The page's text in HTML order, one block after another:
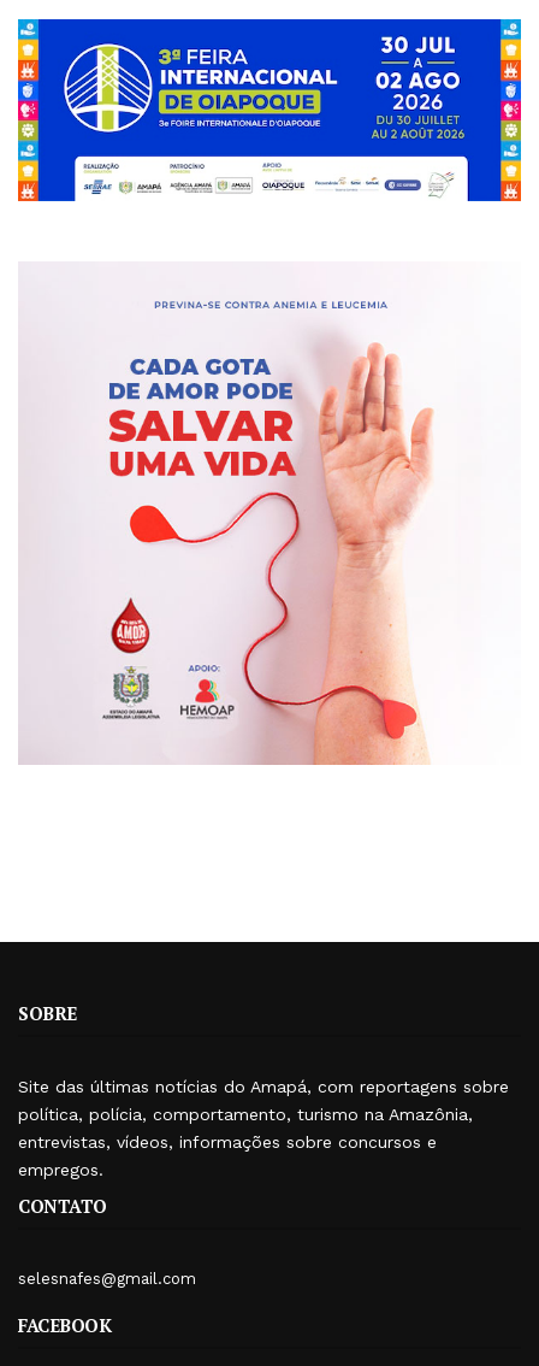
SOBRE
Site das últimas notícias do Amapá, com reportagens sobre
política, polícia, comportamento, turismo na Amazônia,
entrevistas, vídeos, informações sobre concursos e
empregos.
CONTATO
selesnafes@gmail.com
FACEBOOK